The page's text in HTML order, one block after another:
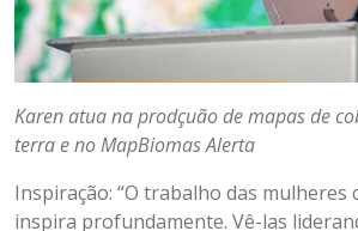
Karen atua na prodçuão de mapas de
terra e no MapBiomas Alerta
Inspiração: “O trabalho das mulheres
inspira profundamente. Vê-las